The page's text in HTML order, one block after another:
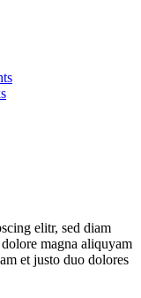
elitr, sed diam
magna aliquyam
et justo duo dolores